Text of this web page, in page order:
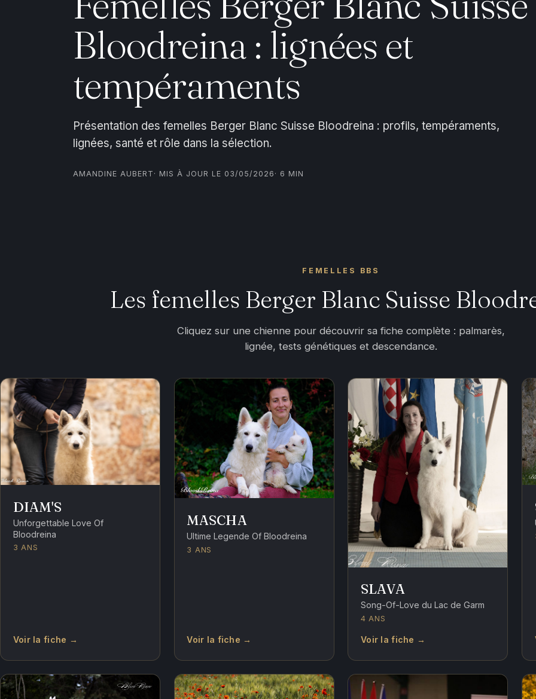
Bloodreina : lignées et
tempéraments
Présentation des femelles Berger Blanc Suisse Bloodreina : profils, tempéraments,
lignées, santé et rôle dans la sélection.
AMANDINE AUBERT · MIS À JOUR LE 03/05/2026 · 6 MIN
FEMELLES BBS
Les femelles Berger Blanc Suisse
Cliquez sur une chienne pour découvrir sa fiche complète : palmarès,
lignée, tests génétiques et descendance.
DIAM'S
Unforgettable Love Of
Bloodreina
3 ANS
Voir la fiche →
MASCHA
Ultime Legende Of Bloodreina
3 ANS
Voir la fiche →
SLAVA
Song-Of-Love du Lac de Garm
4 ANS
Voir la fiche →